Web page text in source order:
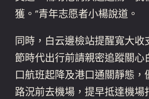
獲。”青年志愿者小楊說道。
同時，白云邊檢站提醒寬大收
節時代出行前請親密追蹤關心
口航班起降及港口通關靜態，
路況前去機場，提早抵達機場